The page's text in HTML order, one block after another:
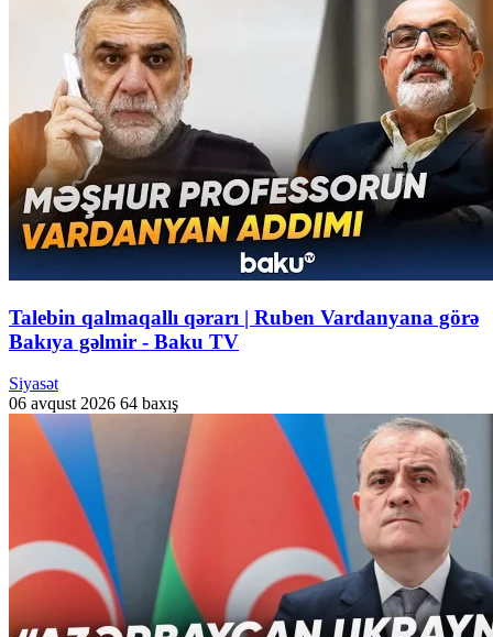
Talebin qalmaqallı qərarı | Ruben Vardanyana görə
Bakıya gəlmir - Baku TV
Siyasət
06 avqust 2026 64 baxış